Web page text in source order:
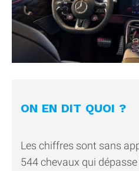
ON EN DIT QUOI ?
Les chiffres sont sans
544 chevaux qui